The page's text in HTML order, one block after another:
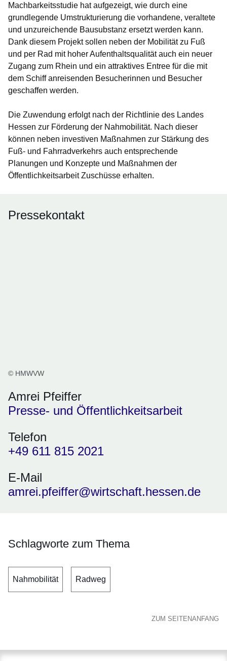
Machbarkeitsstudie hat aufgezeigt, wie durch eine
grundlegende Umstrukturierung die vorhandene, veraltete
und unzureichende Bausubstanz ersetzt werden kann.
Dank diesem Projekt sollen neben der Mobilität zu Fuß
und per Rad mit hoher Aufenthaltsqualität auch ein neuer
Zugang zum Rhein und ein attraktives Entree für die mit
dem Schiff anreisenden Besucherinnen und Besucher
geschaffen werden.
Die Zuwendung erfolgt nach der Richtlinie des Landes
Hessen zur Förderung der Nahmobilität. Nach dieser
können neben investiven Maßnahmen zur Stärkung des
Fuß- und Fahrradverkehrs auch entsprechende
Planungen und Konzepte und Maßnahmen der
Öffentlichkeitsarbeit Zuschüsse erhalten.
Pressekontakt
© HMWVW
Amrei Pfeiffer
Presse- und Öffentlichkeitsarbeit
Telefon
+49 611 815 2021
E-Mail
amrei.pfeiffer@wirtschaft.hessen.de
Schlagworte zum Thema
Nahmobilität Radweg
ZUM SEITENANFANG